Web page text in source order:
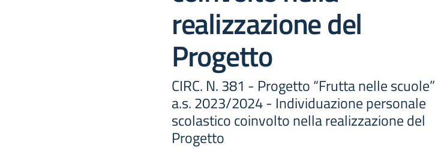
realizzazione del
Progetto
CIRC. N. 381 - Progetto “Frutta nelle scuole”
a.s. 2023/2024 - Individuazione personale
scolastico coinvolto nella realizzazione del
Progetto